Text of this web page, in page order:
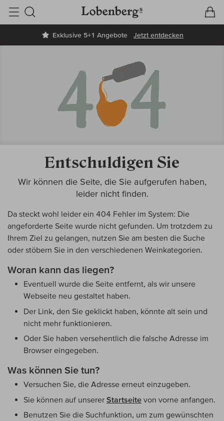
Exklusive 5+1 Angebote Jetzt entdecken
Suche
Entschuldigen Sie
Wir können die Seite, die Sie aufgerufen haben,
leider nicht finden.
Da steckt wohl leider ein 404 Fehler im System: Die
angeforderte Seite wurde nicht gefunden. Um trotzdem zu
Ihrem Ziel zu gelangen, nutzen Sie am besten die Suche
oder stöbern Sie in den verschiedenen Weinkategorien.
Woran kann das liegen?
Eventuell wurde die Seite entfernt, als wir unsere
Webseite neu gestaltet haben.
Der Link, den Sie geklickt haben, könnte alt sein und
nicht mehr funktionieren.
Oder Sie haben versehentlich die falsche Adresse im
Browser eingegeben.
Was können Sie tun?
Versuchen Sie, die Adresse erneut einzugeben.
Sie können auf unserer Startseite von vorne anfangen.
Benutzen Sie die Suchfunktion, um zum gewünschten